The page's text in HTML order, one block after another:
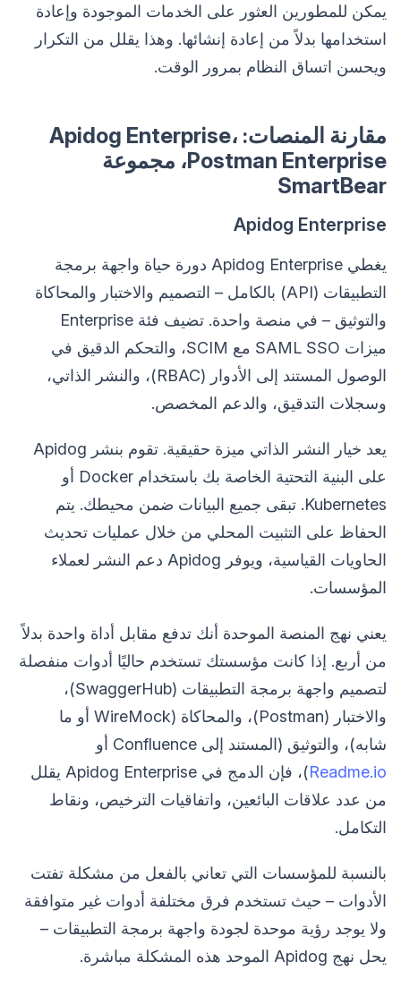
يمكن للمطورين العثور على الخدمات الموجودة وإعادة
استخدامها بدلاً من إعادة إنشائها. وهذا يقلل من التكرار
ويحسن اتساق النظام بمرور الوقت.
مقارنة المنصات: Apidog Enterprise،
Postman Enterprise، مجموعة
SmartBear
Apidog Enterprise
يغطي Apidog Enterprise دورة حياة واجهة برمجة
التطبيقات (API) بالكامل – التصميم والاختبار والمحاكاة
والتوثيق – في منصة واحدة. تضيف فئة Enterprise
ميزات SAML SSO مع SCIM، والتحكم الدقيق في
الوصول المستند إلى الأدوار (RBAC)، والنشر الذاتي،
وسجلات التدقيق، والدعم المخصص.
يعد خيار النشر الذاتي ميزة حقيقية. تقوم بنشر Apidog
على البنية التحتية الخاصة بك باستخدام Docker أو
Kubernetes. تبقى جميع البيانات ضمن محيطك. يتم
الحفاظ على التثبيت المحلي من خلال عمليات تحديث
الحاويات القياسية، ويوفر Apidog دعم النشر لعملاء
المؤسسات.
يعني نهج المنصة الموحدة أنك تدفع مقابل أداة واحدة بدلاً
من أربع. إذا كانت مؤسستك تستخدم حاليًا أدوات منفصلة
لتصميم واجهة برمجة التطبيقات (SwaggerHub)،
والاختبار (Postman)، والمحاكاة (WireMock أو ما
شابه)، والتوثيق (المستند إلى Confluence أو
Readme.io
)، فإن الدمج في Apidog Enterprise يقلل
من عدد علاقات البائعين، واتفاقيات الترخيص، ونقاط
التكامل.
بالنسبة للمؤسسات التي تعاني بالفعل من مشكلة تفتت
الأدوات – حيث تستخدم فرق مختلفة أدوات غير متوافقة
ولا يوجد رؤية موحدة لجودة واجهة برمجة التطبيقات –
يحل نهج Apidog الموحد هذه المشكلة مباشرة.